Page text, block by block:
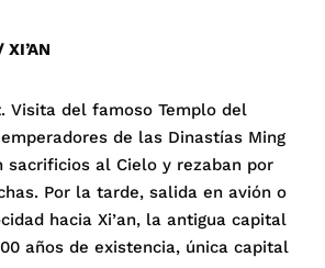
Visita del famoso Templo del
de las Dinastías Ming
sacrificios al Cielo y rezaban por
Por la tarde, salida en avión o
hacia Xi’an, la antigua capital
años de existencia, única capital